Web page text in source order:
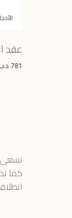
عقد
781
تسعى
كما